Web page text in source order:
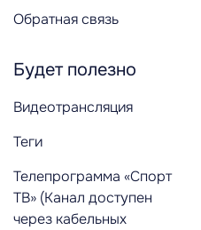
Обратная связь
Будет полезно
Видеотрансляция
Теги
Телепрограмма «Спорт
ТВ» (Канал доступен
через кабельных